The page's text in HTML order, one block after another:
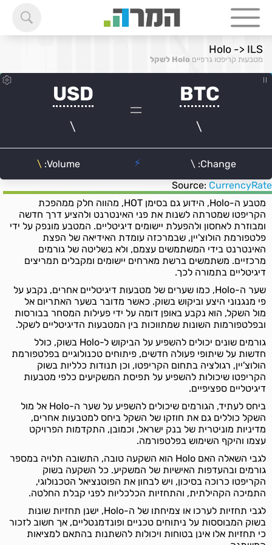
Holo -> ILS
מטבעות קריפטו גרפיים Holo לשקל
Source: CurrencyRate
מטבע ה-Holo, הידוע גם בסימן HOT, מהווה חלק ממהפכת
הקריפטו שמטרתה לשנות את פני האינטרנט ולהציע דרך חדשה
ומבוזרת לאחסון ולהפעלת יישומים דיגיטליים. המטבע מונפק על ידי
פלטפורמת הולוצ'יין, שבמרכזה עומדת האידיאה של הפצת
האינטרנט בידי המשתמשים עצמם, ולא בשליטה של גורמים
מרכזיים. משתמשים ברשת מארחים יישומים ומקבלים תמריצים
דיגיטליים בתמורה לכך.
שער ה-Holo, כמו שערים של מטבעות דיגיטליים אחרים, נקבע על
פי מנגנוני היצע וביקוש בשוק. כאשר מדובר בשער האתריום אל
מול השקל, הוא נקבע באופן דומה על ידי פעילות המסחר בבורסות
ובפלטפורמות השונות שמתווכות בין המטבעות הדיגיטליים לשקל.
גורמים שונים יכולים להשפיע על הביקוש ל-Holo בשוק, כולל
חדשות על שיתופי פעולה חדשים, פיתוחים טכנולוגיים בפלטפורמת
הולוצ'יין, רגולציה בתחום הקריפטו, וכן תנודות כלליות בשוק
הקריפטו שיכולות להשפיע על תפיסת המשקיעים כלפי מטבעות
דיגיטליים ספציפיים.
ביחס לעתיד, הגורמים שיכולים להשפיע על שער ה-Holo אל מול
השקל כוללים גם את חוזקו של השקל ביחס למטבעות אחרים,
מדיניות מוניטרית של בנק ישראל, וכמובן, התקדמות הפרויקט
עצמו והיקף השימוש בפלטפורמה.
לגבי השאלה האם Holo הוא השקעה טובה, התשובה תלויה במספר
גורמים ובהעדפות האישיות של המשקיע. כל השקעה בשוק
הקריפטו כרוכה בסיכון, ויש לבחון את הפוטנציאל הטכנולוגי,
התמיכה הקהילתית, והתחזיות הכלכליות לפני קבלת החלטה.
לגבי תחזיות לערכו או צמיחתו של ה-Holo, ישנן תחזיות שונות
בשוק המבוססות על ניתוחים טכניים ופונדמנטליים, אך חשוב לזכור
כי תחזיות אלו אינן בטוחות ויכולות להשתנות בהתאם למציאות